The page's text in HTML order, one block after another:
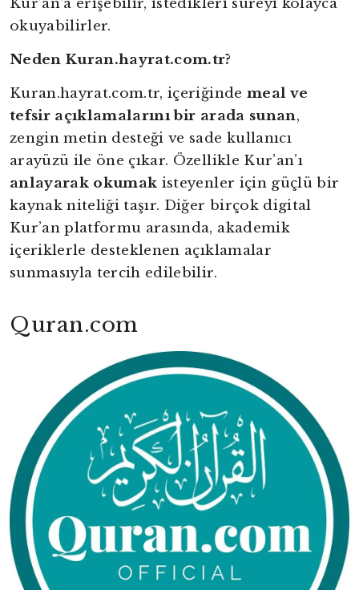
Kur’an’a erişebilir, istedikleri sureyi kolayca
okuyabilirler.
Neden Kuran.hayrat.com.tr?
Kuran.hayrat.com.tr, içeriğinde meal ve
tefsir açıklamalarını bir arada sunan,
zengin metin desteği ve sade kullanıcı
arayüzü ile öne çıkar. Özellikle Kur’an’ı
anlayarak okumak isteyenler için güçlü bir
kaynak niteliği taşır. Diğer birçok digital
Kur’an platformu arasında, akademik
içeriklerle desteklenen açıklamalar
sunmasıyla tercih edilebilir.
Quran.com